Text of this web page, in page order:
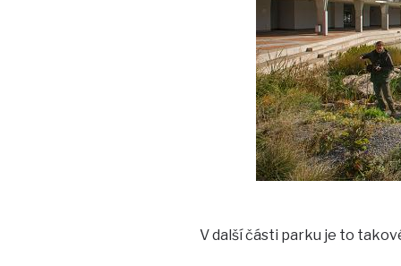
V další části parku je to